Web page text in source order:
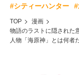
#シティーハンター #
TOP
漫画
物語のラストに隠された
人物「海原神」とは何者